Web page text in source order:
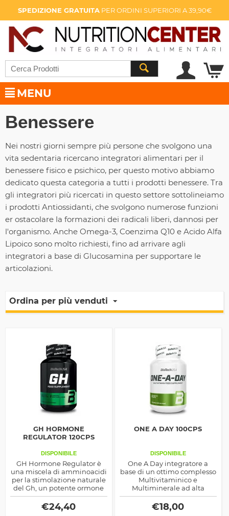
SPEDIZIONE GRATUITAPER ORDINI SUPERIORI A 39,90€
MENU
Benessere
Nei nostri giorni sempre più persone che svolgono una
vita sedentaria ricercano integratori alimentari per il
benessere fisico e psichico, per questo motivo abbiamo
dedicato questa categoria a tutti i prodotti benessere. Tra
gli integratori più ricercati in questo settore sottolineiamo
i prodotti Antiossidanti, che svolgono numerose funzioni
er ostacolare la formazioni dei radicali liberi, dannosi per
l'organismo. Anche Omega-3, Coenzima Q10 e Acido Alfa
Lipoico sono molto richiesti, fino ad arrivare agli
integratori a base di Glucosamina per supportare le
articolazioni.
Ordina per più venduti
GH HORMONE
REGULATOR 120CPS
DISPONIBILE
GH Hormone Regulator è
una miscela di amminoacidi
per la stimolazione naturale
del Gh, un potente ormone
anabolico e lipolitico, ottimo
in massa e definizione
€24,40
ONE A DAY 100CPS
DISPONIBILE
One A Day integratore a
base di un ottimo complesso
Multivitaminico e
Multiminerale ad alta
titolazione in compresse by
Biotech Usa
€18,00